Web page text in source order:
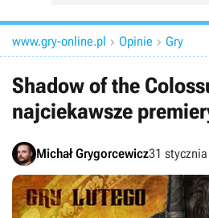
www.gry-online.pl  Opinie  Gry
Shadow of the
najciekawsze
Michał Grygorcewicz31